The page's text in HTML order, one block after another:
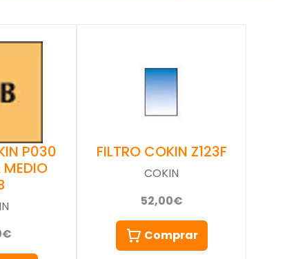
P030
FILTRO COKIN Z123F
COKIN
52,00€
Comprar